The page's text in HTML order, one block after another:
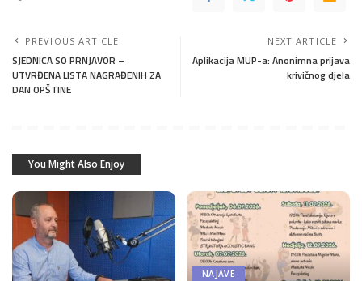
PREVIOUS ARTICLE
SJEDNICA SO PRNJAVOR –
UTVRĐENA LISTA NAGRAĐENIH ZA
DAN OPŠTINE
NEXT ARTICLE
Aplikacija MUP-a: Anonimna prijava
krivičnog djela
You Might Also Enjoy
NAJAVE